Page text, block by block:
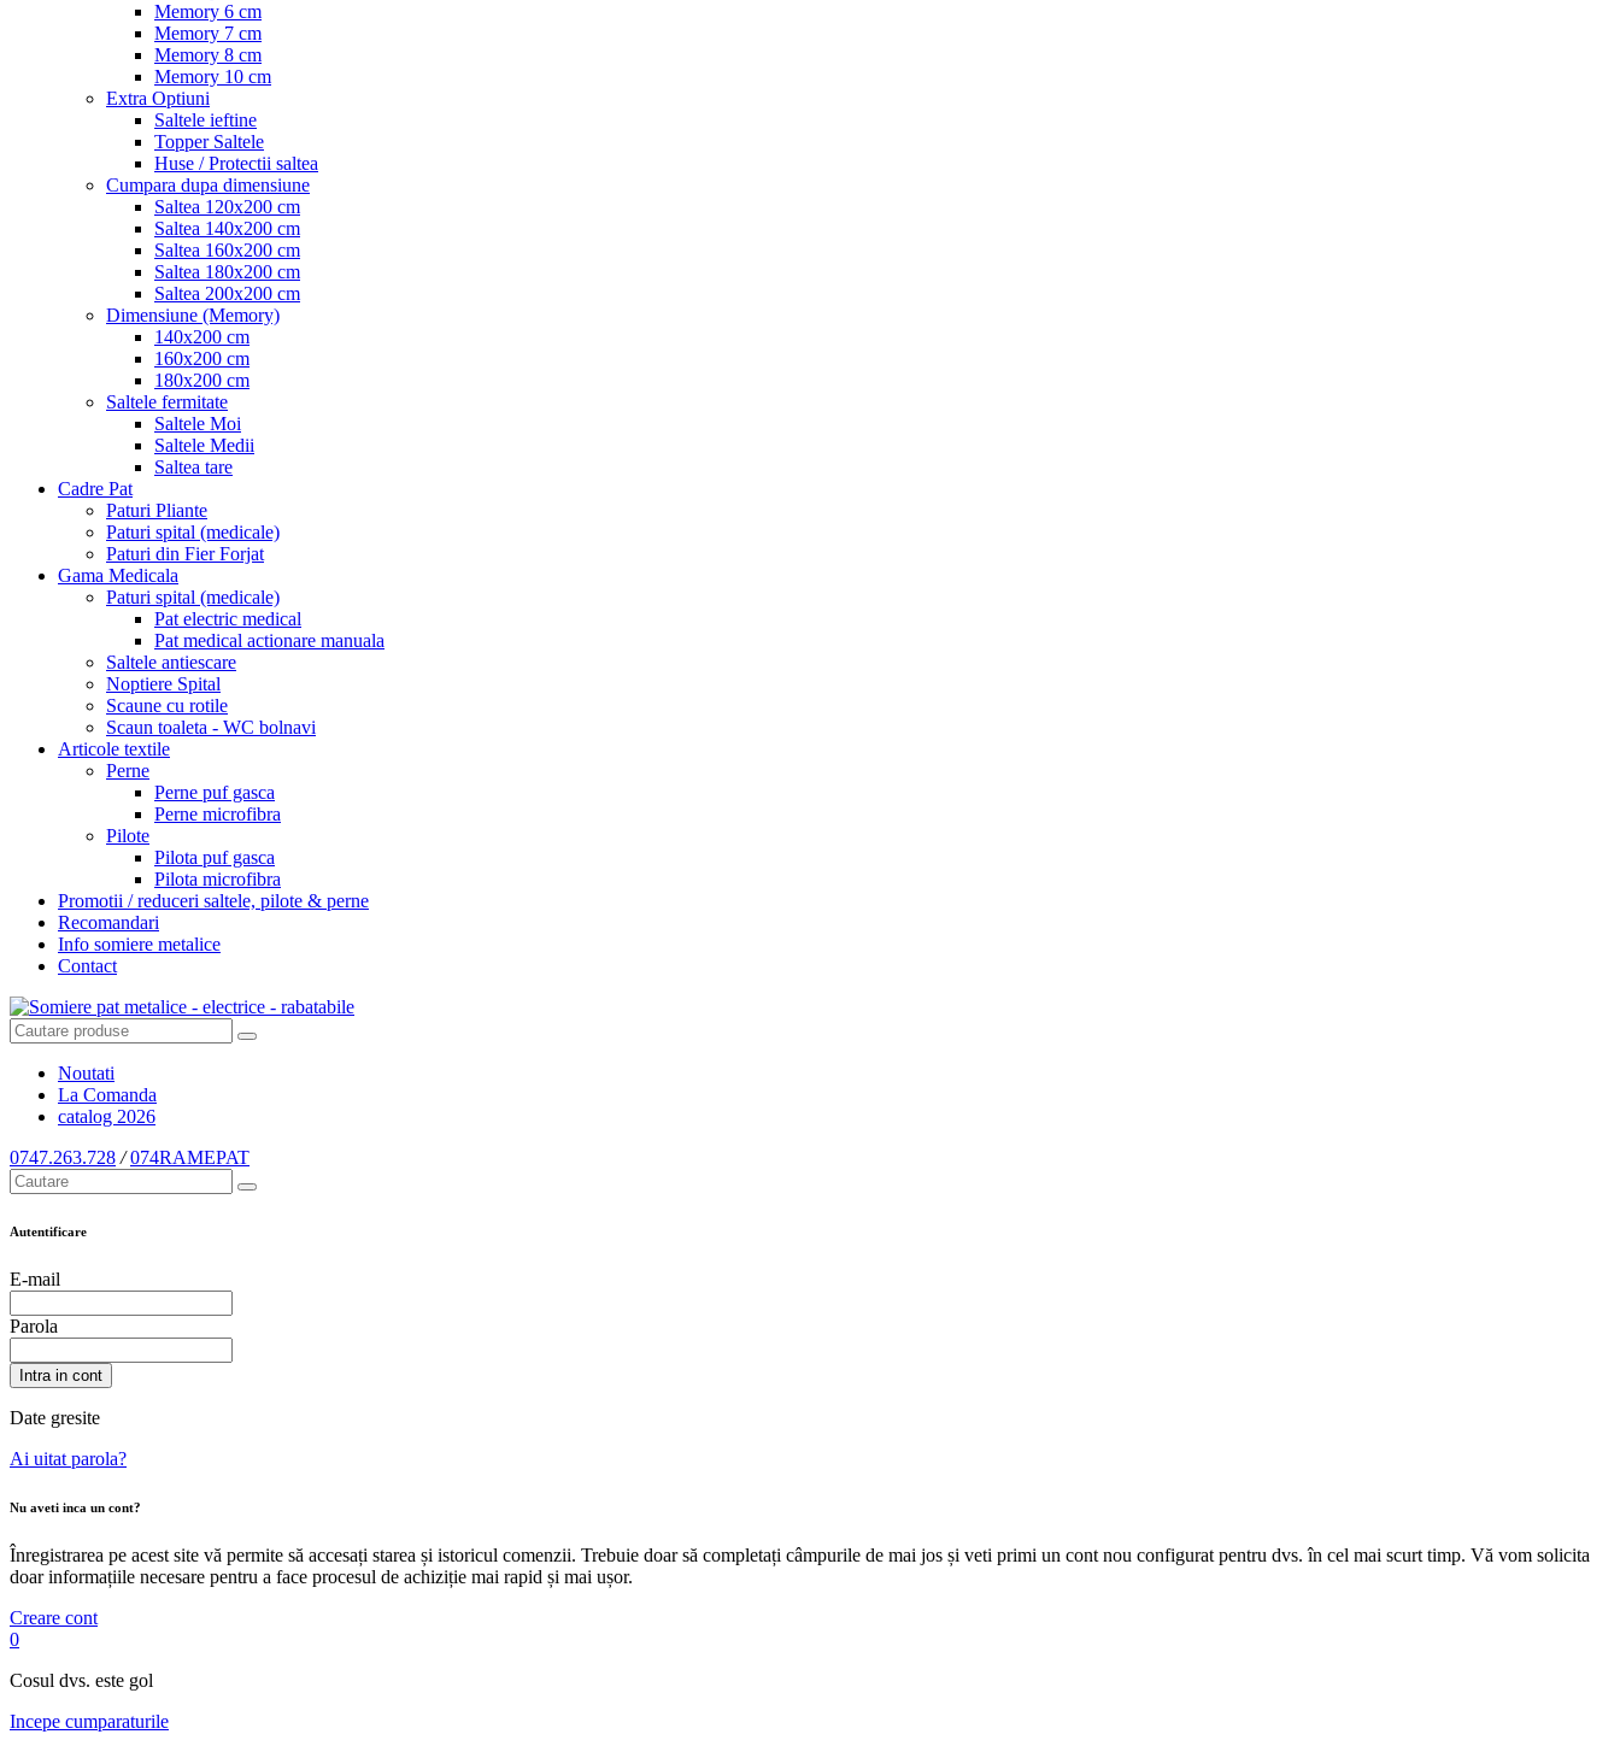
Memory 6 cm
Memory 7 cm
Memory 8 cm
Memory 10 cm
Extra Optiuni
Saltele ieftine
Topper Saltele
Huse / Protectii saltea
Cumpara dupa dimensiune
Saltea 120x200 cm
Saltea 140x200 cm
Saltea 160x200 cm
Saltea 180x200 cm
Saltea 200x200 cm
Dimensiune (Memory)
140x200 cm
160x200 cm
180x200 cm
Saltele fermitate
Saltele Moi
Saltele Medii
Saltea tare
Cadre Pat
Paturi Pliante
Paturi spital (medicale)
Paturi din Fier Forjat
Gama Medicala
Paturi spital (medicale)
Pat electric medical
Pat medical actionare manuala
Saltele antiescare
Noptiere Spital
Scaune cu rotile
Scaun toaleta - WC bolnavi
Articole textile
Perne
Perne puf gasca
Perne microfibra
Pilote
Pilota puf gasca
Pilota microfibra
Promotii / reduceri saltele, pilote & perne
Recomandari
Info somiere metalice
Contact
Noutati
La Comanda
catalog 2026
0747.263.728 / 074RAMEPAT
Autentificare
E-mail
Parola
Intra in cont
Date gresite
Ai uitat parola?
Nu aveti inca un cont?
Înregistrarea pe acest site vă permite să accesați starea și istoricul comenzii. Trebuie doar să completați câmpurile de mai jos și veti primi un cont nou configurat pentru dvs. în cel mai scurt timp. Vă vom solicita
doar informațiile necesare pentru a face procesul de achiziție mai rapid și mai ușor.
Creare cont
0
Cosul dvs. este gol
Incepe cumparaturile